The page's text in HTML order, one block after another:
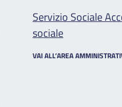
Servizio Sociale
sociale
VAI ALL’AREA